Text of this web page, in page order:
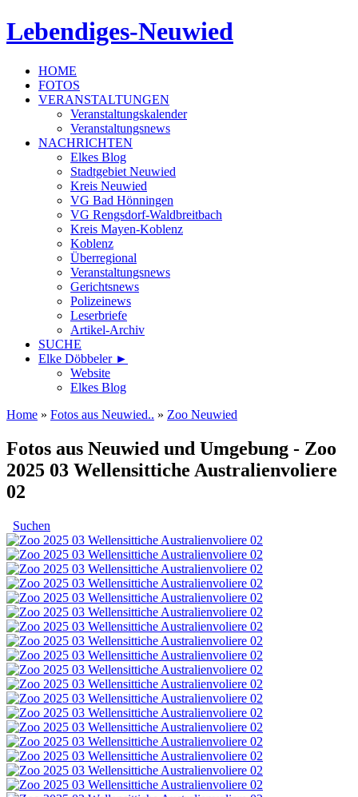
Lebendiges-Neuwied
HOME
FOTOS
VERANSTALTUNGEN
Veranstaltungskalender
Veranstaltungsnews
NACHRICHTEN
Elkes Blog
Stadtgebiet Neuwied
Kreis Neuwied
VG Bad Hönningen
VG Rengsdorf-Waldbreitbach
Kreis Mayen-Koblenz
Koblenz
Überregional
Veranstaltungsnews
Gerichtsnews
Polizeinews
Leserbriefe
Artikel-Archiv
SUCHE
Elke Döbbeler ►
Website
Elkes Blog
Home » Fotos aus Neuwied.. » Zoo Neuwied
Fotos aus Neuwied und Umgebung - Zoo
2025 03 Wellensittiche Australienvoliere
02
Suchen